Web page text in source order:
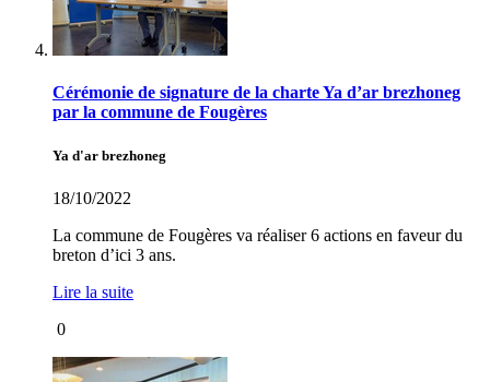
Cérémonie de signature de la charte Ya d’ar brezhoneg
par la commune de Fougères
Ya d'ar brezhoneg
18/10/2022
La commune de Fougères va réaliser 6 actions en faveur du
breton d’ici 3 ans.
Lire la suite
0